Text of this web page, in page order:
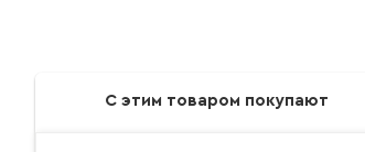
С этим товаром покупают